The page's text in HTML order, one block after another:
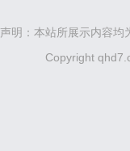
声明：本站所展示内容均
Copyright